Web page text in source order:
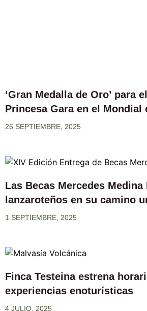
‘Gran Medalla de Oro’ para
Princesa Gara en el Mondial
26 SEPTIEMBRE, 2025
Las Becas Mercedes
lanzaroteños en su camino
1 SEPTIEMBRE, 2025
Finca Testeina estrena
experiencias enoturísticas
4 JULIO, 2025